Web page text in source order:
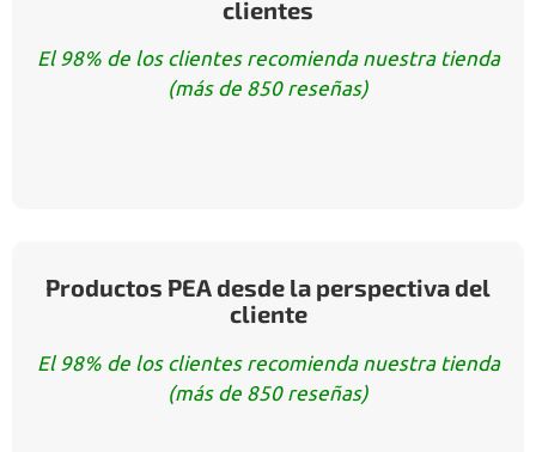
clientes
El 98% de los clientes recomienda nuestra tienda
(más de 850 reseñas)
Productos PEA desde la perspectiva del
cliente
El 98% de los clientes recomienda nuestra tienda
(más de 850 reseñas)